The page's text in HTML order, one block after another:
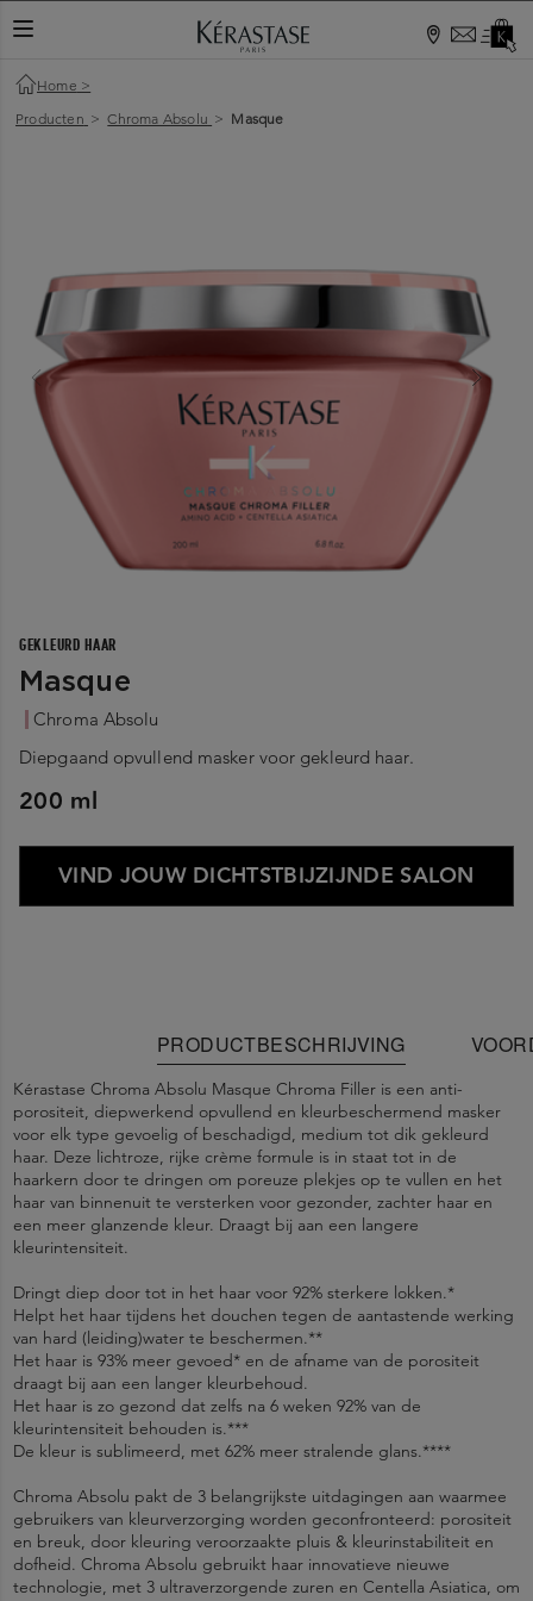
Home >
Producten > Chroma Absolu > Masque
GEKLEURD HAAR
Masque
Chroma Absolu
Diepgaand opvullend masker voor gekleurd haar.
200 ml
VIND JOUW DICHTSTBIJZIJNDE SALON
PRODUCTBESCHRIJVING
Kérastase Chroma Absolu Masque Chroma Filler is een anti-
porositeit, diepwerkend opvullend en kleurbeschermend masker
voor elk type gevoelig of beschadigd, medium tot dik gekleurd
haar. Deze lichtroze, rijke crème formule is in staat tot in de
haarkern door te dringen om poreuze plekjes op te vullen en het
haar van binnenuit te versterken voor gezonder, zachter haar en
een meer glanzende kleur. Draagt bij aan een langere
kleurintensiteit.
Dringt diep door tot in het haar voor 92% sterkere lokken.*
Helpt het haar tijdens het douchen tegen de aantastende werking
van hard (leiding)water te beschermen.**
Het haar is 93% meer gevoed* en de afname van de porositeit
draagt bij aan een langer kleurbehoud.
Het haar is zo gezond dat zelfs na 6 weken 92% van de
kleurintensiteit behouden is.***
De kleur is sublimeerd, met 62% meer stralende glans.****
Chroma Absolu pakt de 3 belangrijkste uitdagingen aan waarmee
gebruikers van kleurverzorging worden geconfronteerd: porositeit
en breuk, door kleuring veroorzaakte pluis & kleurinstabiliteit en
dofheid. Chroma Absolu gebruikt haar innovatieve nieuwe
technologie, met 3 ultraverzorgende zuren en Centella Asiatica, om